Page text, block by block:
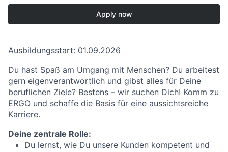
Apply now
Ausbildungsstart: 01.09.2026
Du hast Spaß am Umgang mit Menschen? Du arbeitest
gern eigenverantwortlich und gibst alles für Deine
beruflichen Ziele? Bestens – wir suchen Dich! Komm zu
ERGO und schaffe die Basis für eine aussichtsreiche
Karriere.
Deine zentrale Rolle:
Du lernst, wie Du unsere Kunden kompetent und